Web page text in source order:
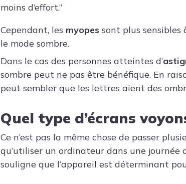
moins d’effort.”
Cependant, les myopes sont plus
le mode sombre.
Dans le cas des personnes atteintes d’
sombre peut ne pas être bénéfique. En
peut sembler que les lettres aient des
Quel type d’écrans
Ce n’est pas la même chose de passer
qu’utiliser un ordinateur dans une
souligne que l’appareil est déterminant